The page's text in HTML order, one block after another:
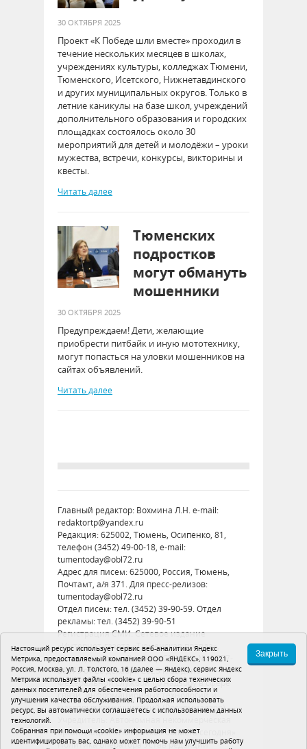
30 ОКТЯБРЯ 2025
Проект «К Победе шли вместе» проходил в
течение нескольких месяцев в школах,
учреждениях культуры, колледжах Тюмени,
Тюменского, Исетского, Нижнетавдинского
и других муниципальных округов. Только в
летние каникулы на базе школ, учреждений
дополнительного образования и городских
площадках состоялось около 30
мероприятий для детей и молодёжи – уроки
мужества, встречи, конкурсы, викторины и
квесты.
Читать далее
Тюменских
подростков
могут обмануть
мошенники
30 ОКТЯБРЯ 2025
Предупреждаем! Дети, желающие
приобрести питбайк и иную мототехнику,
могут попасться на уловки мошенников на
сайтах объявлений.
Читать далее
Главный редактор: Вохмина Л.Н. e-mail:
redaktortp@yandex.ru
Редакция: 625002, Тюмень, Осипенко, 81,
телефон (3452) 49-00-18, e-mail:
tumentoday@obl72.ru
Адрес для писем: 625000, Россия, Тюмень,
Почтамт, а/я 371. Для пресс-релизов:
tumentoday@obl72.ru
Отдел писем: тел. (3452) 39-90-59. Отдел
рекламы: тел. (3452) 39-90-51
Регистрация СМИ: Сетевое издание
«Интернет-газета «Тюменская правда»,
регистрационный номер СМИ Эл № ФС77-
86575 от 26 декабря 2023 г. выдано
Федеральной службой по надзору в сфере
связи, информационных технологий и
массовых коммуникаций (Роскомнадзор)
организация «Тюменская область сегодня»
Политика оператора Устав редакции
Настоящий ресурс использует сервис веб-аналитики Яндекс
Метрика, предоставляемый компанией ООО «ЯНДЕКС», 119021,
Россия, Москва, ул. Л. Толстого, 16 (далее — Яндекс), сервис Яндекс
Метрика использует файлы «cookie» с целью сбора технических
данных посетителей для обеспечения работоспособности и
улучшения качества обслуживания. Продолжая использовать
ресурс, Вы автоматически соглашаетесь с использованием данных
технологий.
Собранная при помощи «cookie» информация не может
идентифицировать вас, однако может помочь нам улучшить работу
Закрыть